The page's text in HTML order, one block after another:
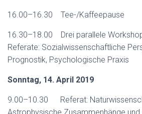
16.00–16.30 Tee-/Kaffeepause
16.30–18.00 Drei parallele
Referate: Sozialwissenschaftliche
Prognostik, Psychologische Praxis
Sonntag, 14. April 2019
9.00–10.30 Referat: